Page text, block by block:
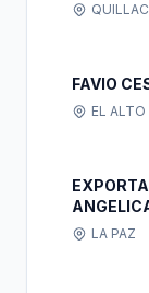
FAVIO
EL ALTO
LA PAZ